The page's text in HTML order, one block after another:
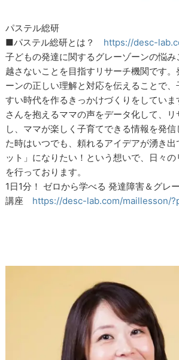
パステル総研
■パステル総研とは？ https://desc-
子どもの発達に関するグレーゾーンの悩み
越さないことを目指すリサーチ機関です
ーンの正しい理解と対応を伝えることで
すい時代を作るきっかけづくりをしてい
さんを抱えるママの声をデータ化して、
し、ママが楽しく子育てできる情報を発
た時はいつでも、頼れるアイデアが湧き
ット」になりたい！という想いで、日々
を行っております。
1日1分！ ゼロから学べる 発達障害＆グレ
講座 https://desc-lab.com/maillesson/